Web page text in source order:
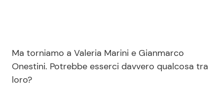
Ma torniamo a Valeria Marini e Gianmarco
Onestini. Potrebbe esserci davvero qualcosa tra
loro?